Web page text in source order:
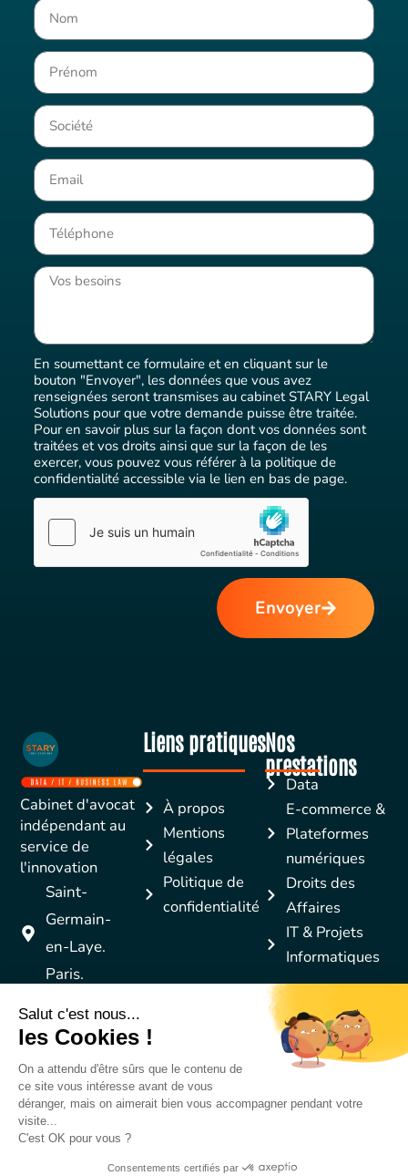
En soumettant ce formulaire et en cliquant sur le
bouton "Envoyer", les données que vous avez
renseignées seront transmises au cabinet STARY Legal
Solutions pour que votre demande puisse être traitée.
Pour en savoir plus sur la façon dont vos données sont
traitées et vos droits ainsi que sur la façon de les
exercer, vous pouvez vous référer à la politique de
confidentialité accessible via le lien en bas de page.
Envoyer
Cabinet d'avocat
indépendant au
service de
l'innovation
Saint-
Germain-
en-Laye.
Paris.
Liens pratiques
À propos
Mentions
légales
Politique de
confidentialité
Nos
prestations
Data
E-commerce &
Plateformes
numériques
Droits des
Affaires
IT & Projets
Informatiques
Copyright © 2026 Stary
Legal Solutions - Tous droits